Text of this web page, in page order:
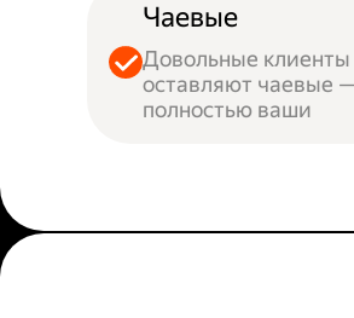
Чаевые
Довольные клиенты
оставляют чаевые
полностью ваши